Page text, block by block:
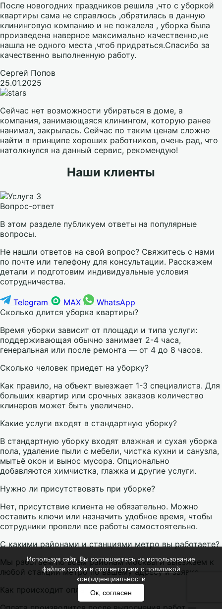
После новогодних праздников решила ,что с уборкой
квартиры сама не справлюсь ,обратилась в данную
клининговую компанию и не пожалела , уборка была
произведена наверное максимально качественно,не
нашла не одного места ,чтоб придраться.Спасибо за
качественно выполненную работу.
Сергей Попов
25.01.2025
Сейчас нет возможности убираться в доме, а
компания, занимающаяся клинингом, которую ранее
нанимал, закрылась. Сейчас по таким ценам сложно
найти в принципе хороших работников, очень рад, что
натолкнулся на данный сервис, рекомендую!
Наши клиенты
Вопрос-ответ
В этом разделе публикуем ответы на популярные
вопросы.
Не нашли ответов на свой вопрос? Свяжитесь с нами
по почте или телефону для консультации. Расскажем
детали и подготовим индивидуальные условия
сотрудничества.
Telegram MAX
WhatsApp
Сколько длится уборка квартиры?
Время уборки зависит от площади и типа услуги:
поддерживающая обычно занимает 2-4 часа,
генеральная или после ремонта — от 4 до 8 часов.
Сколько человек приедет на уборку?
Как правило, на объект выезжает 1-3 специалиста. Для
больших квартир или срочных заказов количество
клинеров может быть увеличено.
Какие услуги входят в стандартную уборку?
В стандартную уборку входят влажная и сухая уборка
пола, удаление пыли с мебели, чистка кухни и санузла,
мытьё окон и вынос мусора. Опционально
добавляются химчистка, глажка и другие услуги.
Нужно ли присутствовать при уборке?
Нет, присутствие клиента не обязательно. Можно
оставить ключи или назначить удобное время, чтобы
сотрудники провели все работы самостоятельно.
С какими районами и станциями метро вы работаете?
Мы работаем по всем районам Москвы и выезжаем к
любой станции метро по вашему адресу и заявке.
Как происходит оплата услуг?
Используя сайт, Вы соглашаетесь на использование
файлов cookie в соответствии с политикой
конфиденциальности
Ок, согласен